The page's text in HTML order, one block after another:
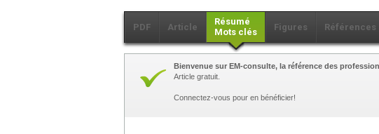
PDF Article
Résumé
Mots clés
Figures Références
Bienvenue sur EM-consulte, la référence des
Article gratuit.
Connectez-vous pour en bénéficier!